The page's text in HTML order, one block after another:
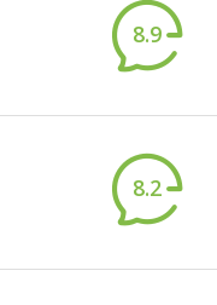
8.9
8.2